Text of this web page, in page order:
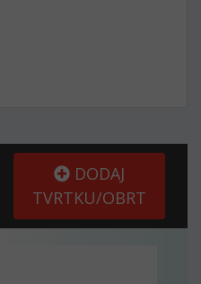
DODAJ
TVRTKU/OBRT